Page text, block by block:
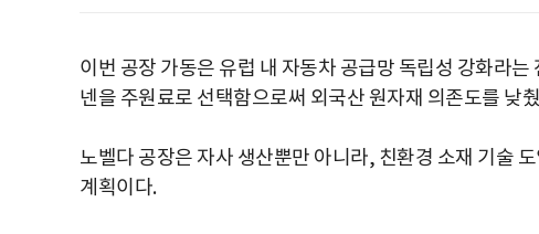
이번 공장 가동은 유럽 내 자동차 공급망 독립성 강화라
넨을 주원료로 선택함으로써 외국산 원자재 의존도를 낮
노벨다 공장은 자사 생산뿐만 아니라, 친환경 소재 기술
계획이다.